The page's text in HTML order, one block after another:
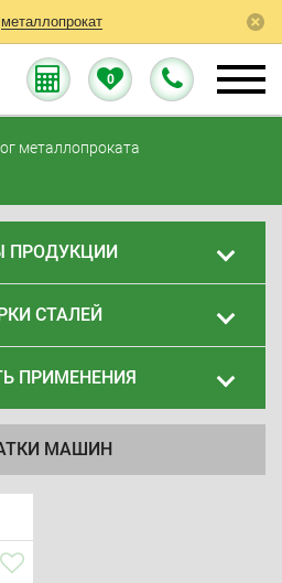
металлопрокат
0
металлопроката
ПРОДУКЦИИ
СТАЛЕЙ
ПРИМЕНЕНИЯ
МАШИН